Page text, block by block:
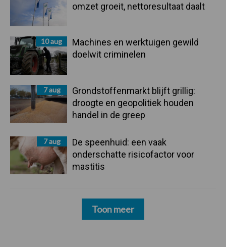
omzet groeit, nettoresultaat daalt
10 aug
Machines en werktuigen gewild
doelwit criminelen
7 aug
Grondstoffenmarkt blijft grillig:
droogte en geopolitiek houden
handel in de greep
7 aug
De speenhuid: een vaak
onderschatte risicofactor voor
mastitis
Toon meer